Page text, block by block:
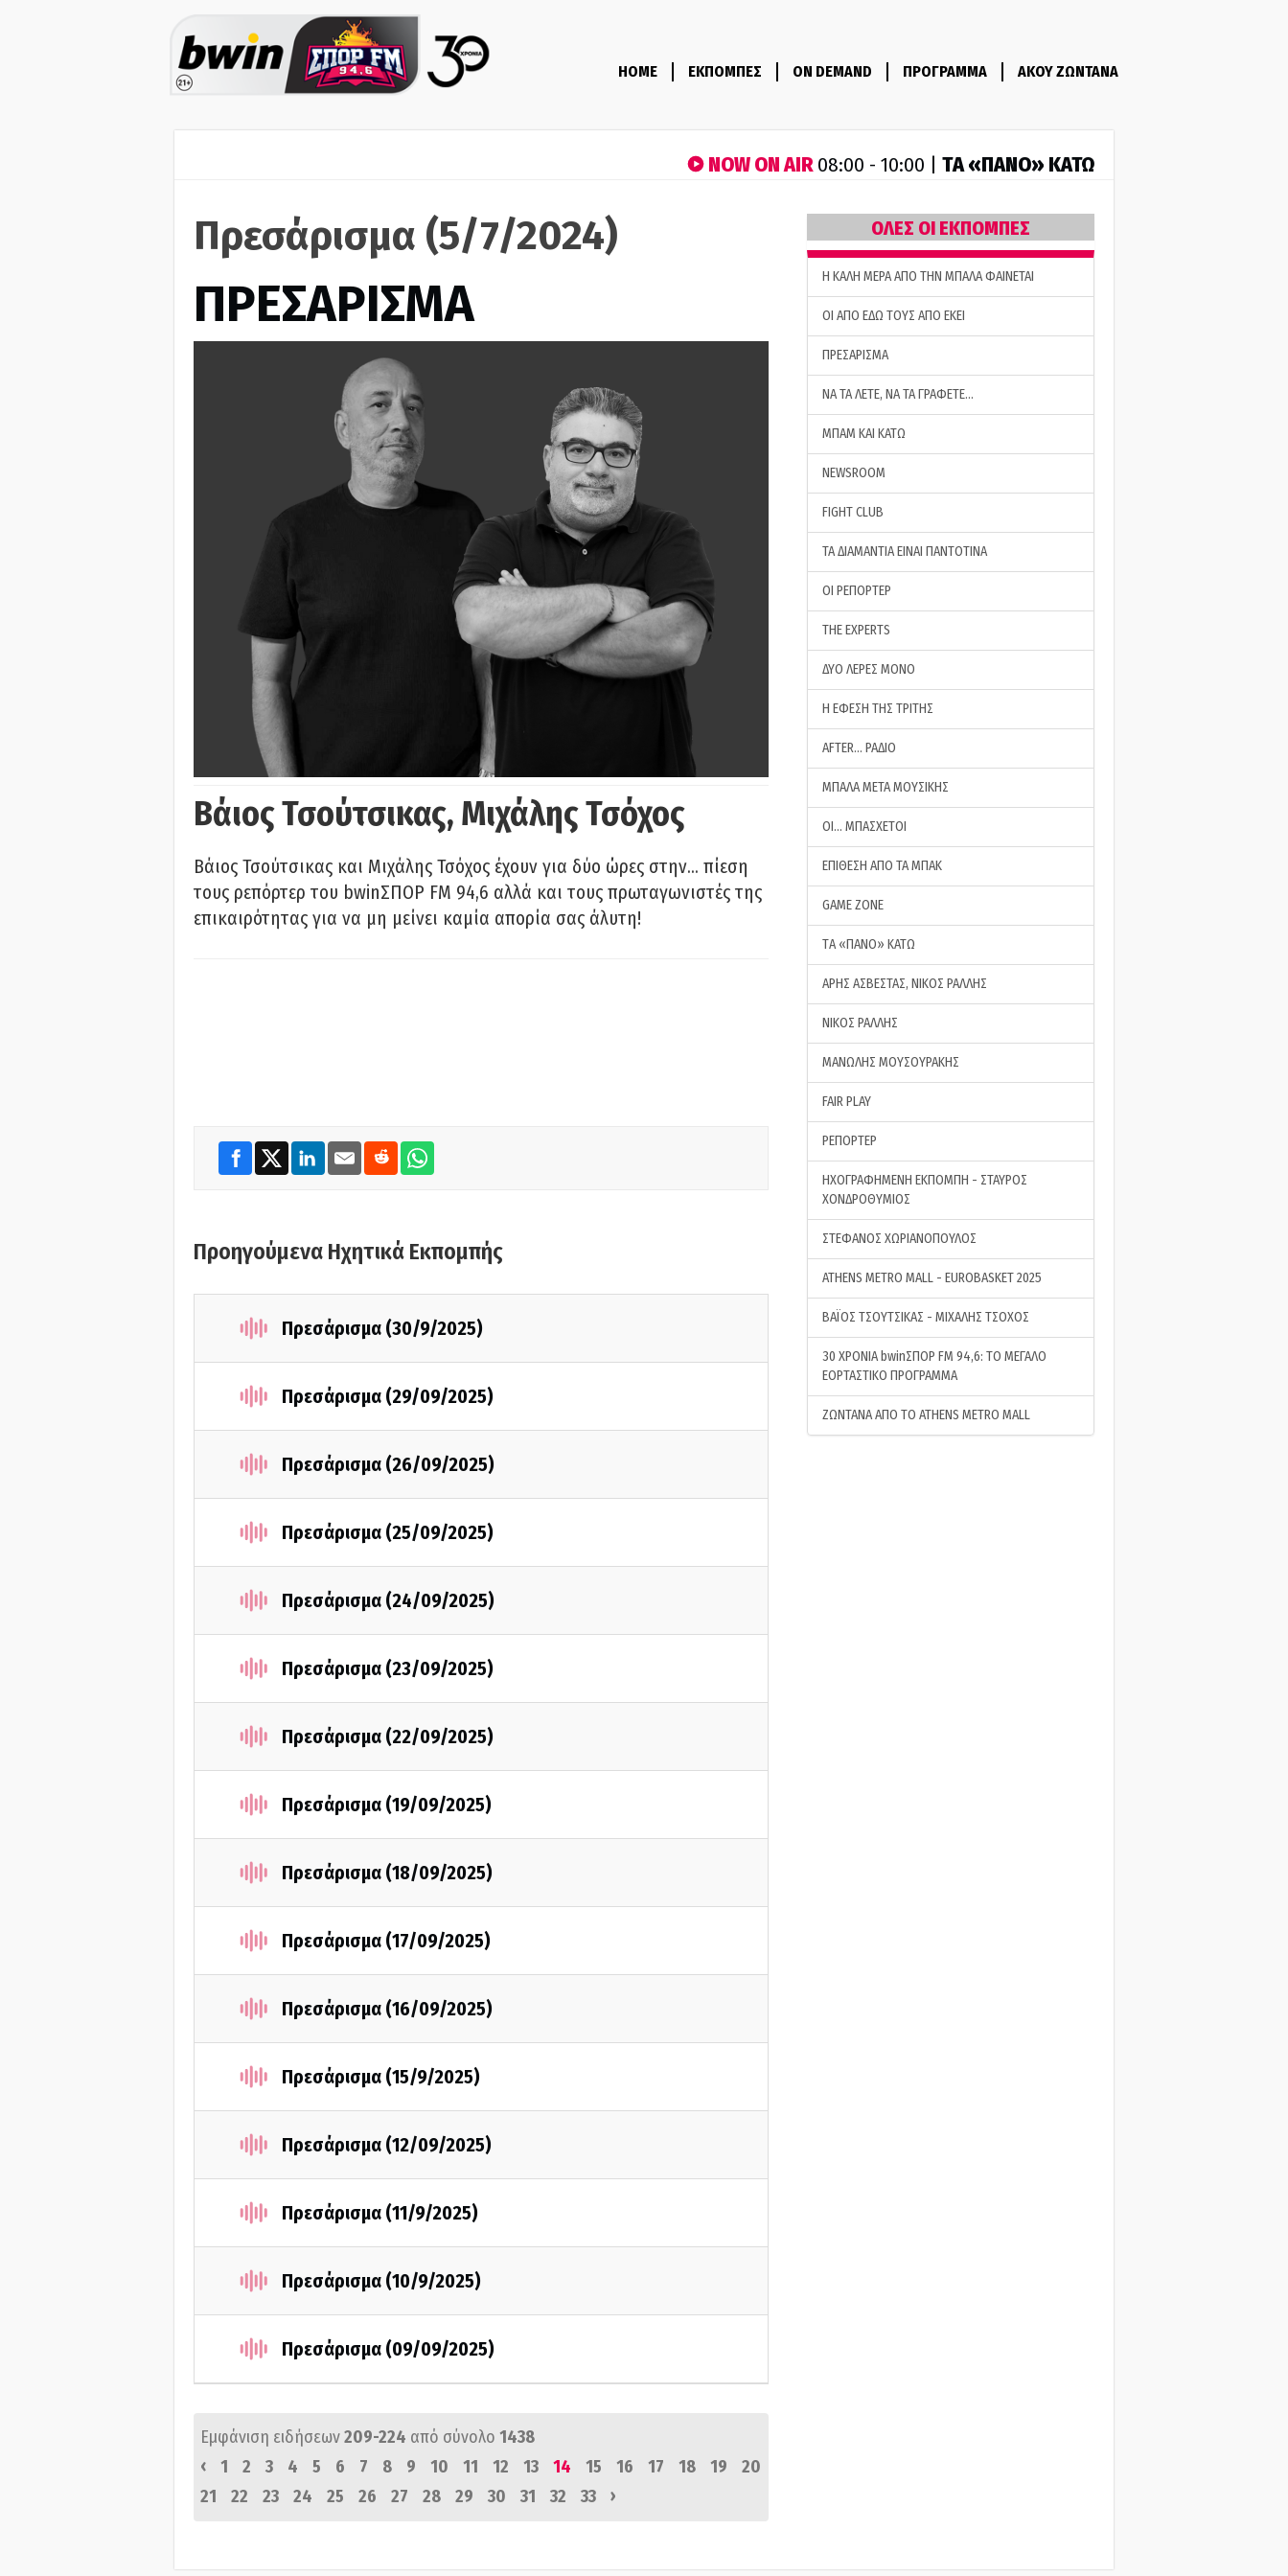
HOME ΕΚΠΟΜΠΕΣ ON DEMAND ΠΡΟΓΡΑΜΜΑ ΑΚΟΥ ΖΩΝΤΑΝΑ
NOW ON AIR08:00 - 10:00 | ΤA «ΠΑΝΟ» ΚΑΤΩ
Πρεσάρισμα (5/7/2024)
ΠΡΕΣΑΡΙΣΜΑ
Βάιος Τσούτσικας, Μιχάλης Τσόχος
Βάιος Τσούτσικας και Μιχάλης Τσόχος έχουν για δύο ώρες στην… πίεση
τους ρεπόρτερ του bwinΣΠΟΡ FM 94,6 αλλά και τους πρωταγωνιστές της
επικαιρότητας για να μη μείνει καμία απορία σας άλυτη!
Προηγούμενα Ηχητικά Εκπομπής
Πρεσάρισμα (30/9/2025)
Πρεσάρισμα (29/09/2025)
Πρεσάρισμα (26/09/2025)
Πρεσάρισμα (25/09/2025)
Πρεσάρισμα (24/09/2025)
Πρεσάρισμα (23/09/2025)
Πρεσάρισμα (22/09/2025)
Πρεσάρισμα (19/09/2025)
Πρεσάρισμα (18/09/2025)
Πρεσάρισμα (17/09/2025)
Πρεσάρισμα (16/09/2025)
Πρεσάρισμα (15/9/2025)
Πρεσάρισμα (12/09/2025)
Πρεσάρισμα (11/9/2025)
Πρεσάρισμα (10/9/2025)
Πρεσάρισμα (09/09/2025)
Εμφάνιση ειδήσεων209-224 από σύνολο 1438
‹
1 2 3 4 5 6 7 8 9 10 11 12 13 14 15 16 17 18 19
20
21
22 23 24 25 26 27 28 29 30 31 32 33 ›
ΟΛΕΣ ΟΙ ΕΚΠΟΜΠΕΣ
H ΚΑΛΗ ΜΕΡΑ ΑΠΟ ΤΗΝ ΜΠΑΛΑ ΦΑΙΝΕΤΑΙ
ΟΙ ΑΠΟ ΕΔΩ ΤΟΥΣ ΑΠΟ ΕΚΕΙ
ΠΡΕΣΑΡΙΣΜΑ
ΝΑ ΤΑ ΛΕΤΕ, ΝΑ ΤΑ ΓΡΑΦΕΤΕ…
ΜΠΑΜ ΚΑΙ ΚΑΤΩ
NEWSROOM
FIGHT CLUB
ΤΑ ΔΙΑΜΑΝΤΙΑ ΕΙΝΑΙ ΠΑΝΤΟΤΙΝΑ
ΟΙ ΡΕΠΟΡΤΕΡ
THE EXPERTS
ΔΥΟ ΛΕΡΕΣ ΜΟΝΟ
Η ΕΦΕΣΗ ΤΗΣ ΤΡΙΤΗΣ
AFTER… ΡΑΔΙΟ
ΜΠΑΛΑ ΜΕΤΑ ΜΟΥΣΙΚΗΣ
ΟΙ… ΜΠΑΣΧΕΤΟΙ
ΕΠΙΘΕΣΗ ΑΠΟ ΤΑ ΜΠΑΚ
GAME ZONE
ΤA «ΠΑΝΟ» ΚΑΤΩ
ΑΡΗΣ ΑΣΒΕΣΤΑΣ, ΝΙΚΟΣ ΡΑΛΛΗΣ
ΝΙΚΟΣ ΡΑΛΛΗΣ
ΜΑΝΩΛΗΣ ΜΟΥΣΟΥΡΑΚΗΣ
FAIR PLAY
ΡΕΠΟΡΤΕΡ
ΗΧΟΓΡΑΦΗΜΕΝΗ ΕΚΠΟΜΠΗ - ΣΤΑΥΡΟΣ
ΧΟΝΔΡΟΘΥΜΙΟΣ
ΣΤΕΦΑΝΟΣ ΧΩΡΙΑΝΟΠΟΥΛΟΣ
ATHENS METRO MALL - EUROBASKET 2025
ΒΑΪΟΣ ΤΣΟΥΤΣΙΚΑΣ - ΜΙΧΑΛΗΣ ΤΣΟΧΟΣ
30 ΧΡΟΝΙΑ bwinΣΠΟΡ FM 94,6: ΤΟ ΜΕΓΑΛΟ
ΕΟΡΤΑΣΤΙΚΟ ΠΡΟΓΡΑΜΜΑ
ΖΩΝΤΑΝΑ ΑΠΟ ΤΟ ATHENS METRO MALL